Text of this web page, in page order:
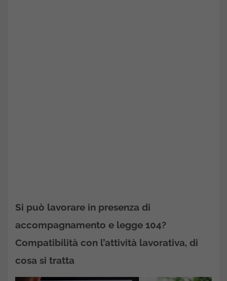
Si può lavorare in presenza di
accompagnamento e legge 104?
Compatibilità con l’attività lavorativa, di
cosa si tratta